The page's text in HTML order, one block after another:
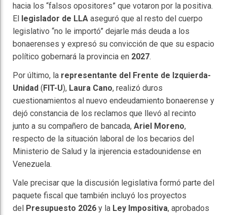
hacia los “falsos opositores” que votaron por la positiva.
El legislador de LLA aseguró que al resto del cuerpo
legislativo “no le importó” dejarle más deuda a los
bonaerenses y expresó su convicción de que su espacio
político gobernará la provincia en 2027.
Por último, la representante del Frente de Izquierda-
Unidad (FIT-U), Laura Cano, realizó duros
cuestionamientos al nuevo endeudamiento bonaerense y
dejó constancia de los reclamos que llevó al recinto
junto a su compañero de bancada, Ariel Moreno,
respecto de la situación laboral de los becarios del
Ministerio de Salud y la injerencia estadounidense en
Venezuela.
Vale precisar que la discusión legislativa formó parte del
paquete fiscal que también incluyó los proyectos
del Presupuesto 2026 y la Ley Impositiva, aprobados